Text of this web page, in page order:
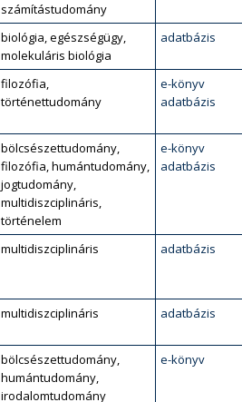
számítástudomány
biológia, egészségügy,
molekuláris biológia
adatbázis
filozófia,
történettudomány
e-könyv
adatbázis
bölcsészettudomány,
filozófia, humántudomány,
jogtudomány,
multidiszciplináris,
történelem
e-könyv
adatbázis
multidiszciplináris adatbázis
multidiszciplináris adatbázis
bölcsészettudomány,
humántudomány,
irodalomtudomány
e-könyv